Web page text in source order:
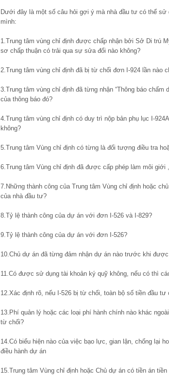
Dưới đây là một số câu hỏi gợi ý mà nhà đầu tư có thể sử
mình:
1.Trung tâm vùng chỉ định được chấp nhận bởi Sở Di trú
sơ chấp thuận có trải qua sự sửa đổi nào không?
2.Trung tâm vùng chỉ định đã bị từ chối đơn I-924 lần nào
3.Trung tâm vùng chỉ định đã từng nhận “Thông báo
của thông báo đó?
4.Trung tâm vùng chỉ định có duy trì nộp bản phụ lục I-
không?
5.Trung tâm Vùng chỉ định có từng là đối tượng điều tra
6.Trung tâm Vùng chỉ định đã được cấp phép làm môi
7.Những thành công của Trung tâm Vùng chỉ định hoặc
của nhà đầu tư?
8.Tỷ lệ thành công của dự án với đơn I-526 và I-829?
9.Tỷ lệ thành công của dự án với đơn I-526?
10.Chủ dự án đã từng đảm nhận dự án nào trước khi
11.Có được sử dụng tài khoản ký quỹ không, nếu có thì
12.Xác định rõ, nếu I-526 bị từ chối, toàn bộ số tiền đầu
13.Phí quản lý hoặc các loại phí hành chính nào khác
từ chối?
14.Có biểu hiện nào của việc bạo lực, gian lận, chống lại
điều hành dự án
15.Trung tâm Vùng chỉ định hoặc Chủ dự án có tiền án